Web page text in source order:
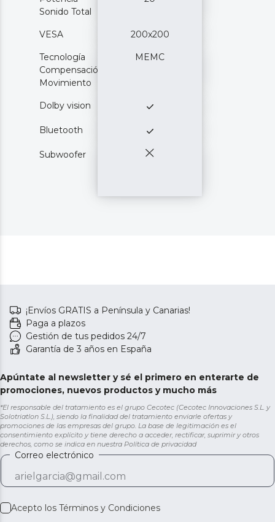
Sonido Total
VESA 200x200
Tecnología
Compensación
Movimiento
MEMC
Dolby vision
Bluetooth
Subwoofer
¡Envíos GRATIS a Península y Canarias!
Paga a plazos
Gestión de tus pedidos 24/7
Garantía de 3 años en España
Apúntate al newsletter y sé el primero en enterarte de
promociones, nuevos productos y mucho más
*El responsable del tratamiento es el grupo Cecotec (Cecotec Innovaciones S.L. y
Solotriatlon S.L.), siendo la finalidad del tratamiento enviarle ofertas y
promociones de las empresas del grupo. La base de legitimación es el
consentimiento explícito y tiene derecho a acceder, rectificar, suprimir y otros
derechos, como se indica en nuestra Política de privacidad
Correo electrónico
Acepto los Términos y Condiciones